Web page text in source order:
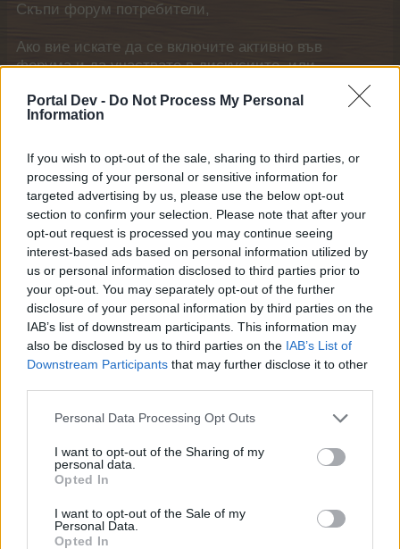
Portal Dev - Do Not Process My Personal
Information
If you wish to opt-out of the sale, sharing to third parties, or
processing of your personal or sensitive information for
targeted advertising by us, please use the below opt-out
section to confirm your selection. Please note that after your
opt-out request is processed you may continue seeing
interest-based ads based on personal information utilized by
us or personal information disclosed to third parties prior to
your opt-out. You may separately opt-out of the further
disclosure of your personal information by third parties on the
IAB’s list of downstream participants. This information may
also be disclosed by us to third parties on the IAB’s List of
Downstream Participants that may further disclose it to other
Personal Data Processing Opt Outs
I want to opt-out of the Sharing of my
personal data.
Opted In
I want to opt-out of the Sale of my
Personal Data.
Opted In
Скъпи форум потребители,
Ако вие искате да се включите активно във
форума и да участвате в дискусиите, или
първо ще трябва да влезете в играта. Моля,
регистрирайте се, ако нямате собствен акаунт.
посещение във форума!Играйте тук
mushnu4ka
S-Moderator
Team Farmerama BG
Хей, фермери!
В периода от11:00 ч.на02.03.2026 г.до 23:00 ч.на
01.04.2026 г.при първото влизане в играта
еднократноще получите като подаръкпредмета
"Викториански парник".
А също така в началото и в края на този период в
ъпгрейд.​